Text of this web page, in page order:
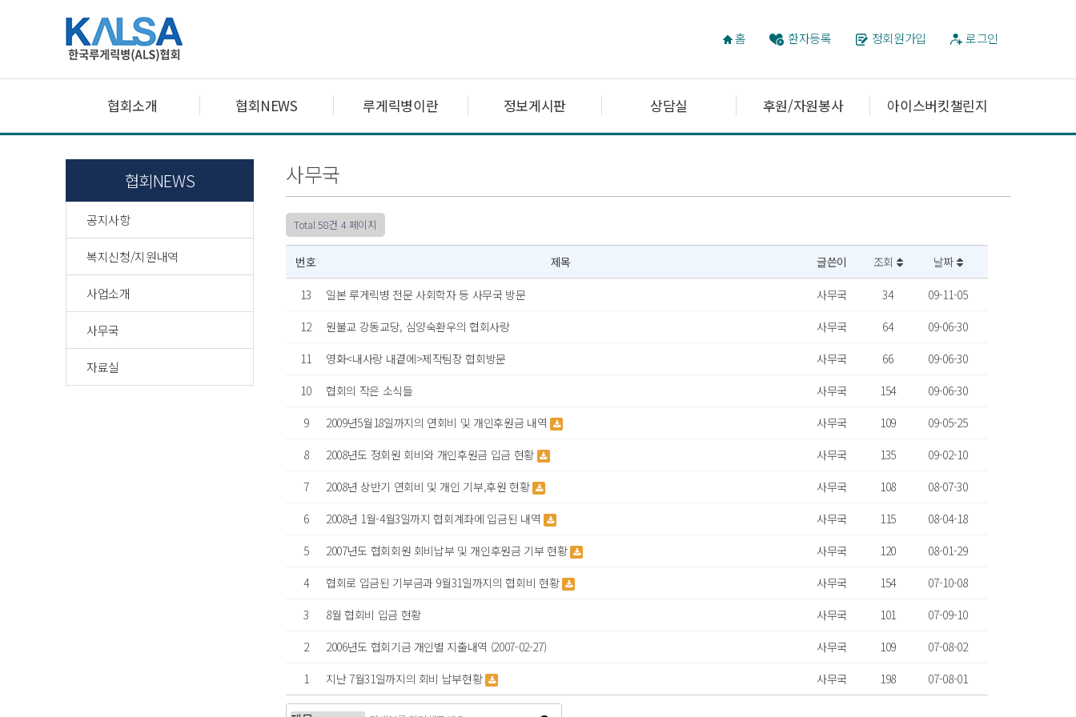
홈 환자등록 정회원가입 로그인
협회소개 협회NEWS 루게릭병이란 정보게시판 상담실 후원/자원봉사 아이스버킷챌린지
협회NEWS
공지사항
복지신청/지원내역
사업소개
사무국
자료실
사무국
Total 58건 4 페이지
번호 제목 글쓴이 조회 날짜
13 일본 루게릭병 전문 사회학자 등 사무국 방문 사무국 34
09-11-05
12
원불교 강동교당, 심양숙환우의 협회사랑 사무국 64
09-06-30
11
영화<내사랑 내곁에>제작팀장 협회방문 사무국 66
09-06-30
10
협회의 작은 소식들 사무국 154
09-06-30
9
2009년5월18일까지의 연회비 및 개인후원금 내역 사무국 109
09-05-25
8
2008년도 정회원 회비와 개인후원금 입금 현황 사무국 135
09-02-10
7
2008년 상반기 연회비 및 개인 기부,후원 현황 사무국 108
08-07-30
6
2008년 1월-4월3일까지 협회계좌에 입금된 내역 사무국 115
08-04-18
5
2007년도 협회회원 회비납부 및 개인후원금 기부 현황 사무국 120
08-01-29
4
협회로 입금된 기부금과 9월31일까지의 협회비 현황 사무국 154
07-10-08
3
8월 협회비 입금 현황 사무국 101
07-09-10
2
2006년도 협회기금 개인별 지출내역 (2007-02-27) 사무국 109
07-08-02
1
지난 7월31일까지의 회비 납부현황 사무국 198 07-08-01